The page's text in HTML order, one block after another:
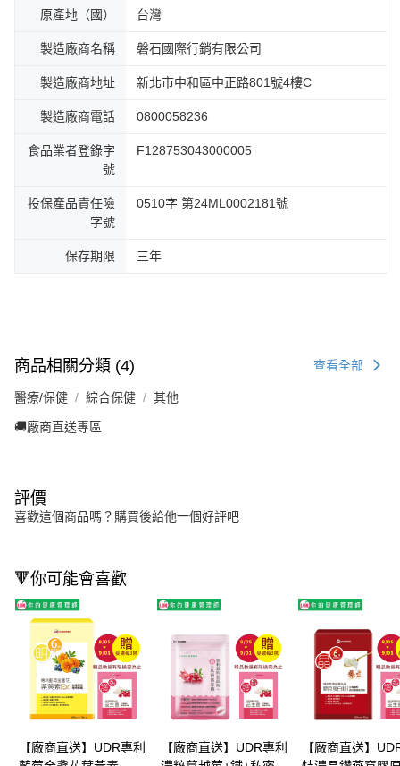
原產地（國） 台灣
製造廠商名稱 磐石國際行銷有限公司
製造廠商地址 新北市中和區中正路801號4樓C
製造廠商電話 0800058236
食品業者登錄字
號
F128753043000005
投保產品責任險
字號
0510字 第24ML0002181號
保存期限 三年
商品相關分類 (4) 查看全部
醫療/保健 綜合保健 其他
🚚廠商直送專區
評價
喜歡這個商品嗎？購買後給他一個好評吧
🔻你可能會喜歡
【廠商直送】UDR專利
【廠商直送】UDR專利
【廠商直送】